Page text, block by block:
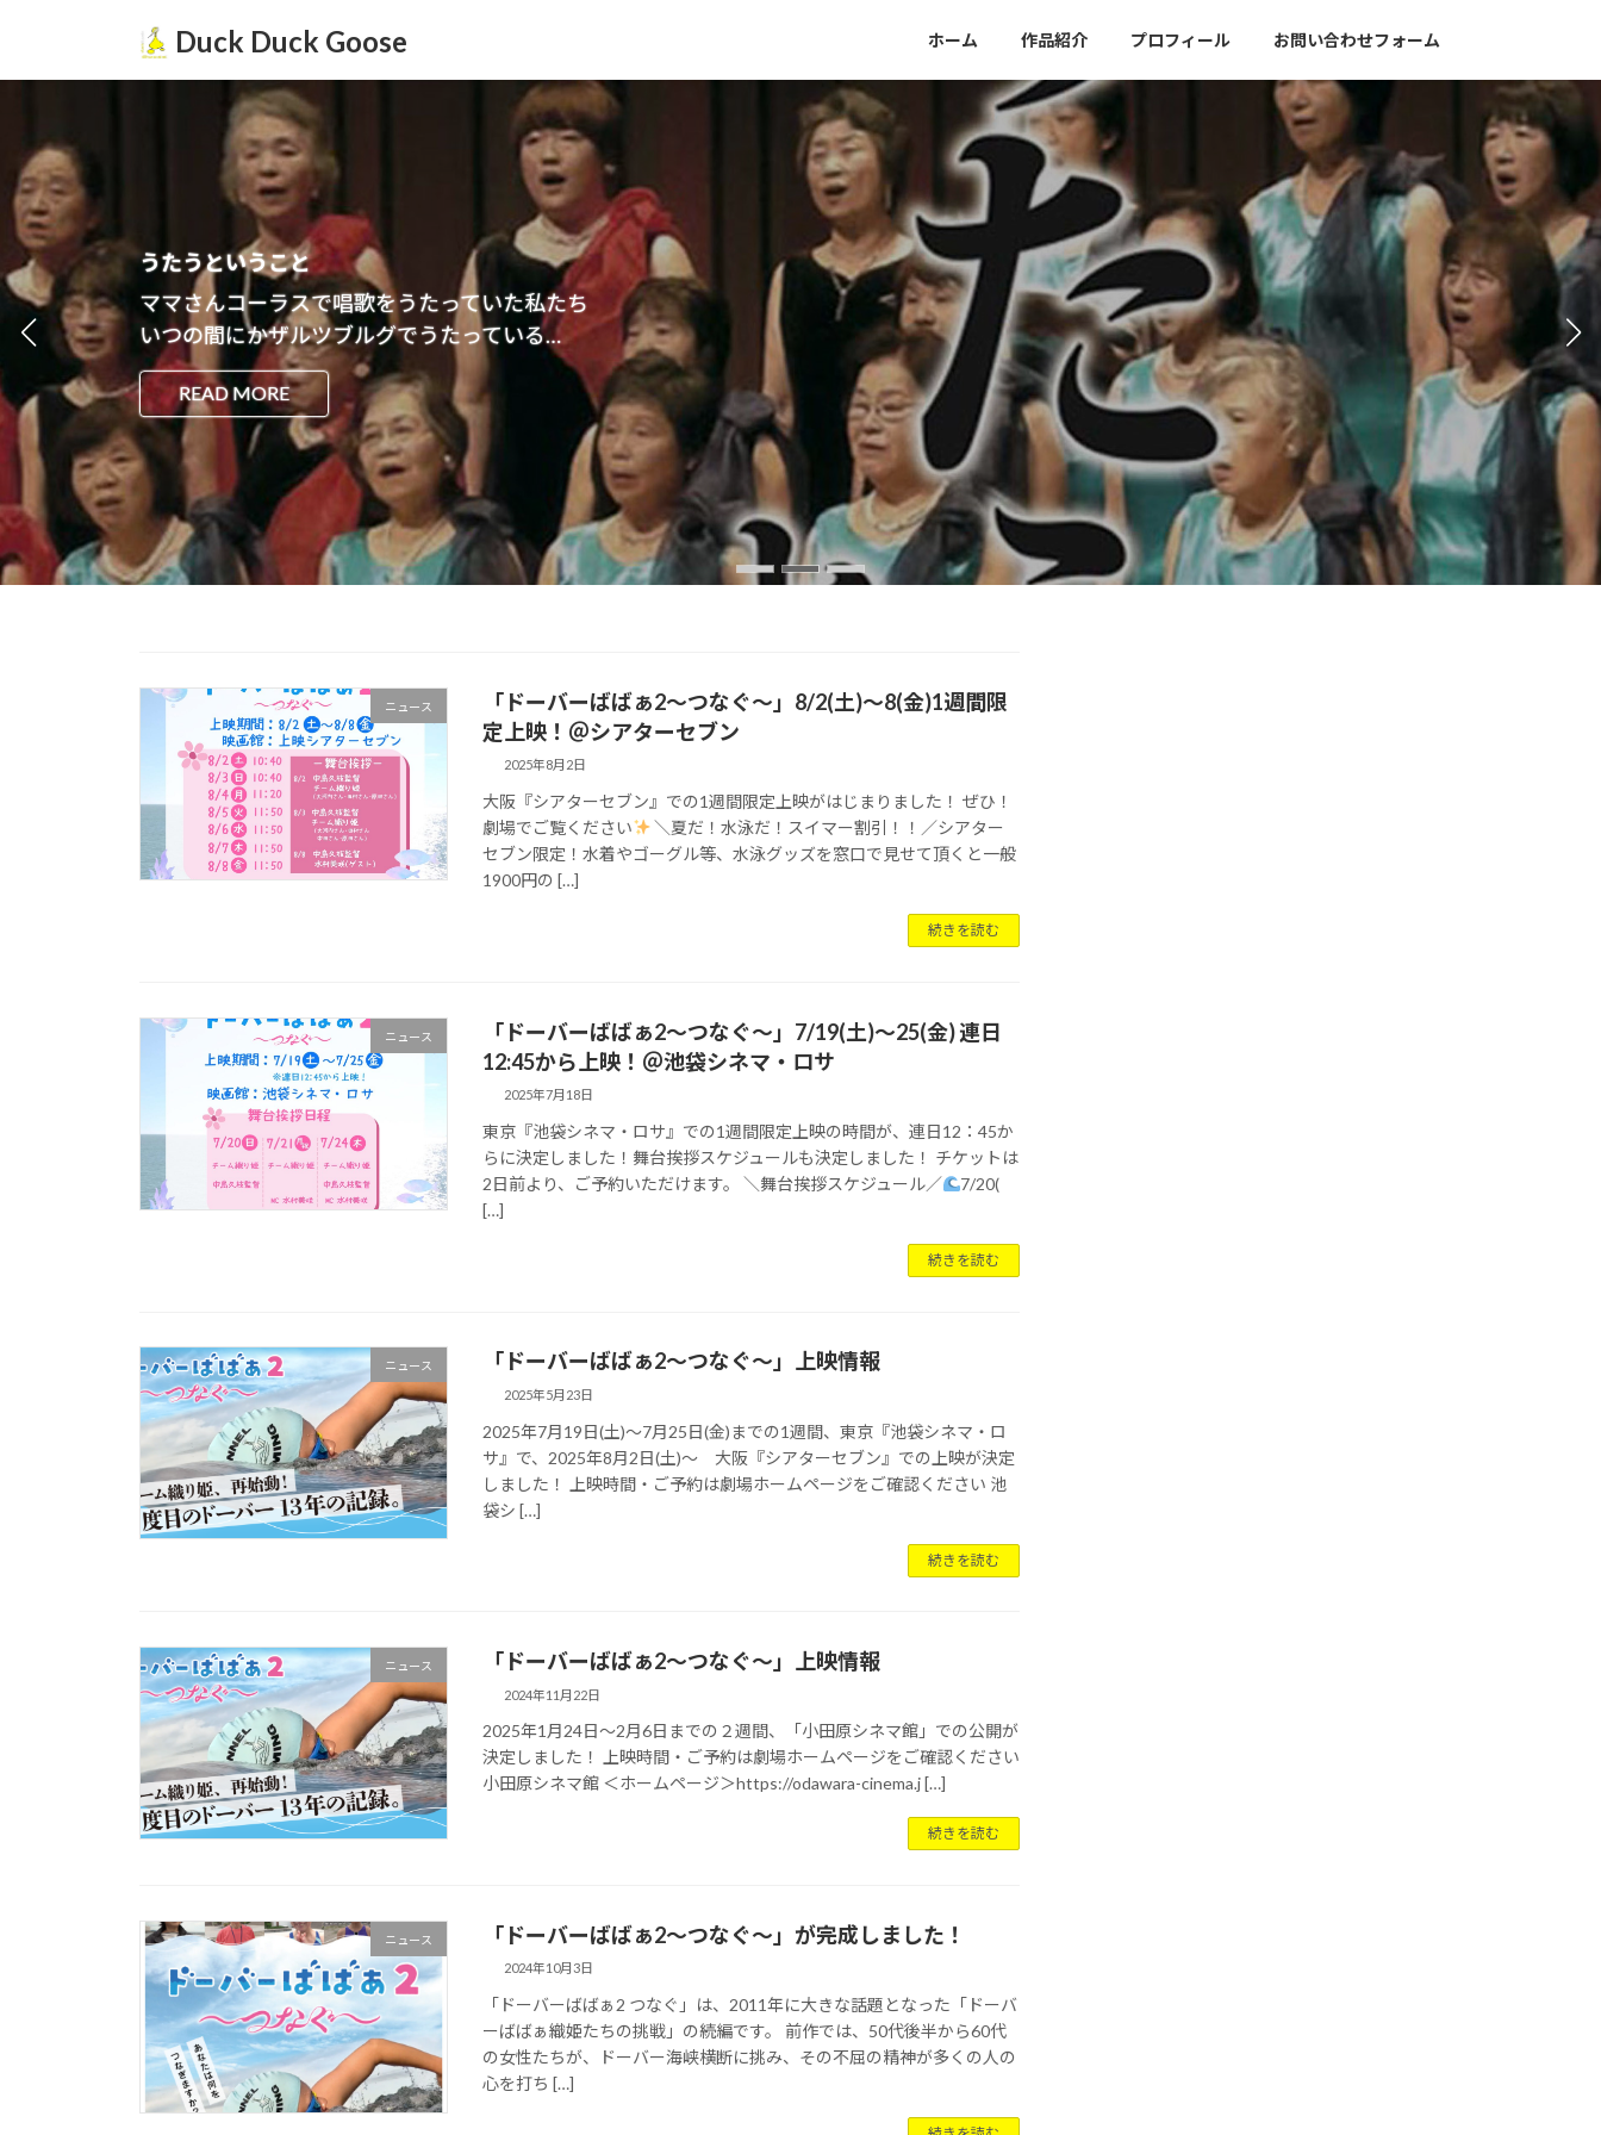
ス
キ
ッ
プ
ン
に
移
動
Duck Duck Goose ホーム 作品紹介 プロフィール お問い合わせフォーム
ドーバーばばぁ2 つなぐ
チーム織姫、再始動！
2度目のドーバー 13年の記録
READ MORE
うたうということ
ママさんコーラスで唱歌をうたっていた私たち
いつの間にかザルツブルグでうたっている…
READ MORE
ドーバーばばぁ 織姫たちの挑戦
厳しい現実があるから、夢を持てる
READ MORE
ニュース
「ドーバーばばぁ2〜つなぐ〜」8/2(土)〜8(金)1週間限
定上映！＠シアターセブン
2025年8月2日
大阪『シアターセブン』での1週間限定上映がはじまりました！ ぜひ！
劇場でご覧ください
＼夏だ！水泳だ！スイマー割引！！／シアター
セブン限定！水着やゴーグル等、水泳グッズを窓口で見せて頂くと一般
1900円の […]
続きを読む
ニュース
「ドーバーばばぁ2〜つなぐ〜」7/19(土)〜25(金) 連日
12:45から上映！＠池袋シネマ・ロサ
2025年7月18日
東京『池袋シネマ・ロサ』での1週間限定上映の時間が、連日12：45か
らに決定しました！舞台挨拶スケジュールも決定しました！ チケットは
2日前より、ご予約いただけます。 ＼舞台挨拶スケジュール／
7/20(
[…]
続きを読む
ニュース 「ドーバーばばぁ2〜つなぐ〜」上映情報
2025年5月23日
2025年7月19日(土)〜7月25日(金)までの1週間、東京『池袋シネマ・ロ
サ』で、2025年8月2日(土)〜 大阪『シアターセブン』での上映が決定
しました！ 上映時間・ご予約は劇場ホームページをご確認ください 池
袋シ […]
続きを読む
ニュース 「ドーバーばばぁ2〜つなぐ〜」上映情報
2024年11月22日
2025年1⽉24⽇〜2⽉6⽇までの２週間、「小田原シネマ館」での公開が
決定しました！ 上映時間・ご予約は劇場ホームページをご確認ください
小田原シネマ館 ＜ホームページ＞https://odawara-cinema.j […]
続きを読む
ニュース 「ドーバーばばぁ2～つなぐ～」が完成しました！
2024年10月3日
「ドーバーばばぁ2 つなぐ」は、2011年に大きな話題となった「ドーバ
ーばばぁ織姫たちの挑戦」の続編です。 前作では、50代後半から60代
の女性たちが、ドーバー海峡横断に挑み、その不屈の精神が多くの人の
心を打ち […]